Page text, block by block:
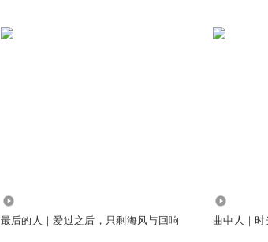
最后的人｜爱过之后，只剩海风与回响 曲中人｜